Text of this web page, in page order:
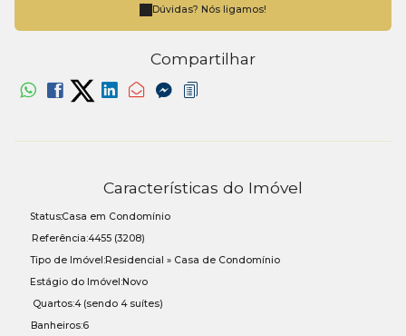
Dúvidas? Nós ligamos!
Compartilhar
Características do Imóvel
Status:Casa em Condomínio
Referência:4455 (3208)
Tipo de Imóvel:Residencial » Casa de Condomínio
Estágio do Imóvel:Novo
Quartos:4 (sendo 4 suítes)
Banheiros:6